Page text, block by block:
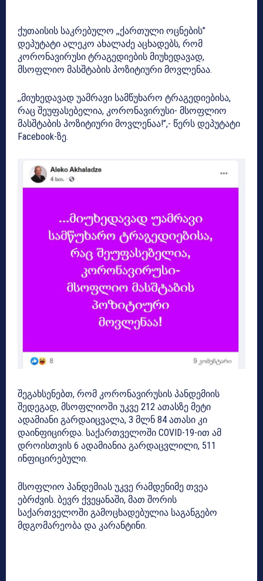
ქუთაისის საკრებულო ,,ქართული ოცნების”
დეპუტატი ალეკო ახალაძე აცხადებს, რომ
კორონავირუსი ტრაგედიების მიუხედავად,
მსოფლიო მასშტაბის პოზიტიური მოვლენაა.
,,მიუხედავად უამრავი სამწუხარო ტრაგედიებისა,
რაც შეუფასებელია, კორონავირუსი- მსოფლიო
მასშტაბის პოზიტიური მოვლენაა!”,- წერს დეპუტატი
Facebook-ზე.
შეგახსენებთ, რომ კორონავირუსის პანდემიის
შედეგად, მსოფლიოში უკვე 212 ათასზე მეტი
ადამიანი გარდაიცვალა, 3 მლნ 84 ათასი კი
დაინფიცირდა. საქართველოში COVID-19-ით ამ
დროისთვის 6 ადამიანია გარდაცვლილი, 511
ინფიცირებული.
მსოფლიო პანდემიას უკვე რამდენიმე თვეა
ებრძვის. ბევრ ქვეყანაში, მათ შორის
საქართველოში გამოცხადებულია საგანგებო
მდგომარეობა და კარანტინი.